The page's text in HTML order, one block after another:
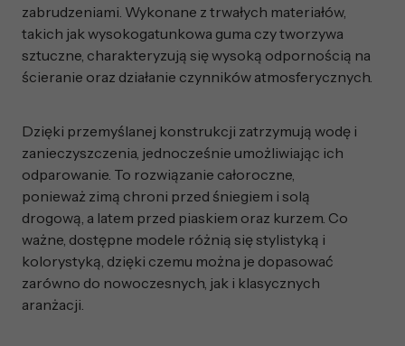
zabrudzeniami. Wykonane z trwałych materiałów,
takich jak wysokogatunkowa guma czy tworzywa
sztuczne, charakteryzują się wysoką odpornością na
ścieranie oraz działanie czynników atmosferycznych.
Dzięki przemyślanej konstrukcji zatrzymują wodę i
zanieczyszczenia, jednocześnie umożliwiając ich
odparowanie. To rozwiązanie całoroczne,
ponieważ zimą chroni przed śniegiem i solą
drogową, a latem przed piaskiem oraz kurzem. Co
ważne, dostępne modele różnią się stylistyką i
kolorystyką, dzięki czemu można je dopasować
zarówno do nowoczesnych, jak i klasycznych
aranżacji.